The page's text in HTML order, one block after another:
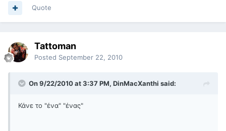
Quote
Tattoman
Posted September 22, 2010
On 9/22/2010 at 3:37 PM, DinMacXanthi said:
Κάνε το "ένα" "ένας"